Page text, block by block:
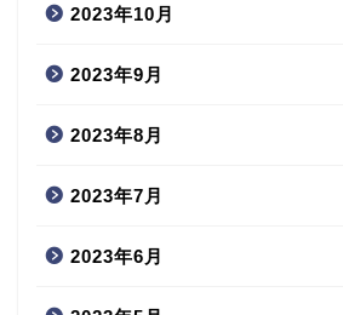
2023年10月
2023年9月
2023年8月
2023年7月
2023年6月